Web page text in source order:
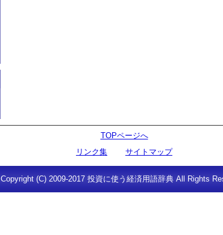
TOPページへ
リンク集
サイトマップ
Copyright (C) 2009-2017 投資に使う経済用語辞典 All Rights